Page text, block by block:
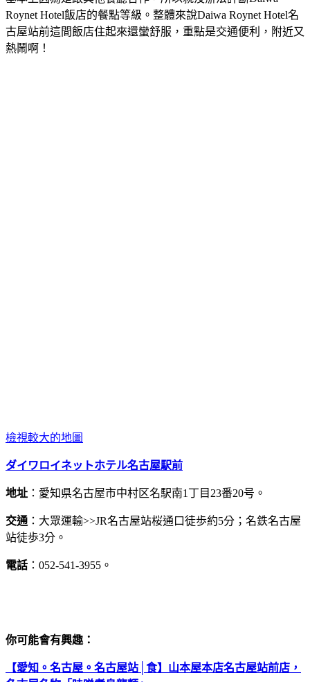
Roynet Hotel飯店的餐點等級。整體來說Daiwa Roynet Hotel名
古屋站前這間飯店住起來還蠻舒服，重點是交通便利，附近又
熱鬧啊！
檢視較大的地圖
ダイワロイネットホテル名古屋駅前
地址 ：愛知県名古屋市中村区名駅南1丁目23番20号。
交通 ：大眾運輸>>JR名古屋站桜通口徒歩約5分；名鉄名古屋
站徒歩3分。
電話 ：052-541-3955。
你可能會有興趣：
【愛知。名古屋。名古屋站│食】山本屋本店名古屋站前店，